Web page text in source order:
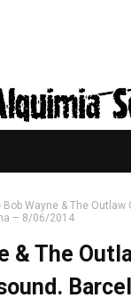
Bob Wayne & The Outlaw
– 8/06/2014
& The